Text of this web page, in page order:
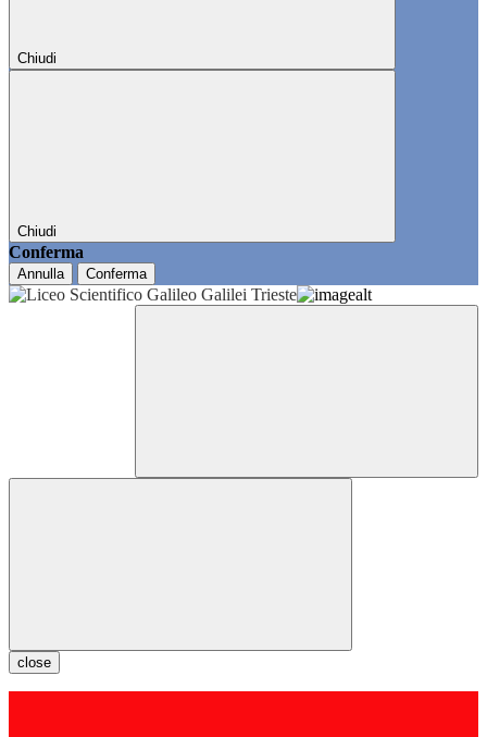
Chiudi
Chiudi
Conferma
Annulla Conferma
close